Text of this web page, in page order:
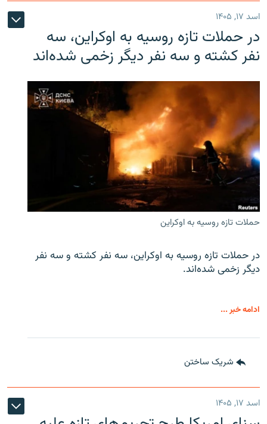
اسد ۱۷, ۱۴۰۵
در حملات تازه روسیه به اوکراین، سه
نفر کشته و سه نفر دیگر زخمی شده‌اند
حملات تازه روسیه به اوکراین
در حملات تازه روسیه به اوکراین، سه نفر کشته و سه نفر
دیگر زخمی شده‌اند.
ادامه خبر ...
شریک ساختن
اسد ۱۷, ۱۴۰۵